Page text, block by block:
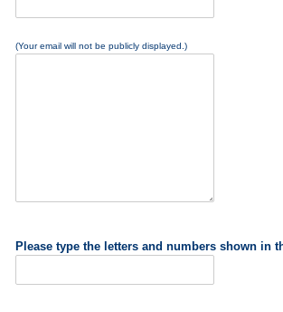
(Your email will not be publicly displayed.)
Please type the letters and numbers shown in